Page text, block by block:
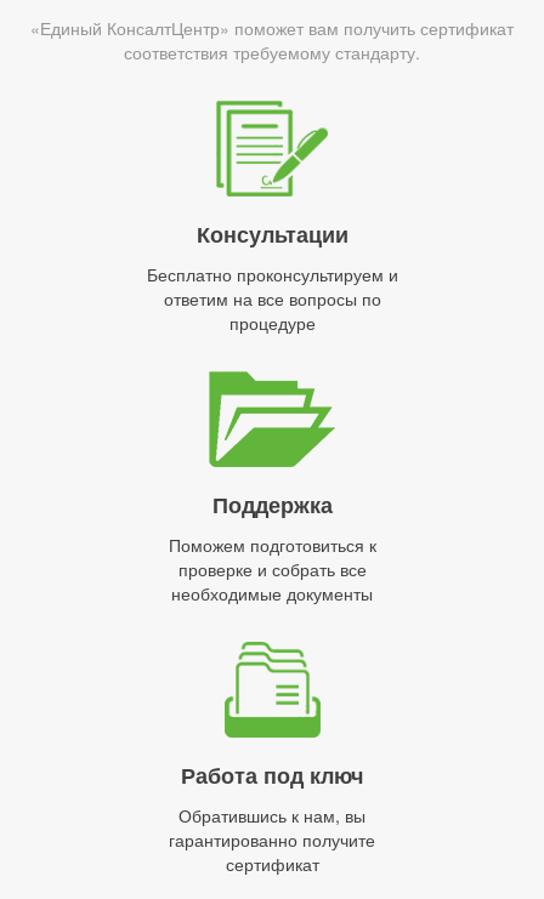
«Единый КонсалтЦентр» поможет вам получить сертификат
соответствия требуемому стандарту.
Консультации
Бесплатно проконсультируем и
ответим на все вопросы по
процедуре
Поддержка
Поможем подготовиться к
проверке и собрать все
необходимые документы
Работа под ключ
Обратившись к нам, вы
гарантированно получите
сертификат